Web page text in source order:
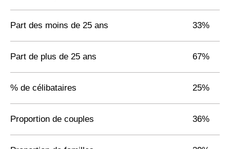
Part des moins de 25 ans 33%
Part de plus de 25 ans 67%
% de célibataires 25%
Proportion de couples 36%